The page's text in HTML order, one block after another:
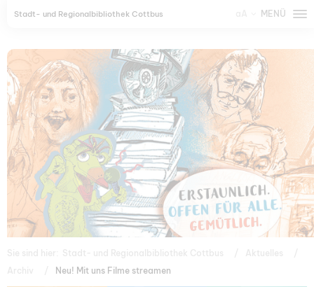
Stadt- und Regionalbibliothek Cottbus MENÜ
Neu! Mit uns Filme streamen